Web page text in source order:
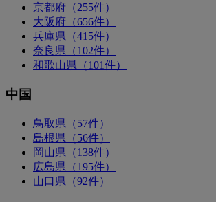
京都府（255件）
大阪府（656件）
兵庫県（415件）
奈良県（102件）
和歌山県（101件）
中国
鳥取県（57件）
島根県（56件）
岡山県（138件）
広島県（195件）
山口県（92件）